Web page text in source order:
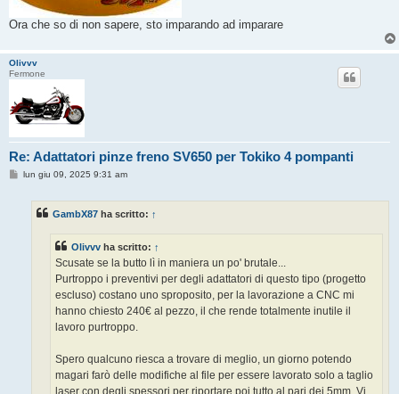
Ora che so di non sapere, sto imparando ad imparare
Olivvv
Fermone
Re: Adattatori pinze freno SV650 per Tokiko 4 pompanti
Mlun giu 09, 2025 9:31 am
GambX87 ha scritto: ↑
Olivvv ha scritto: ↑
Scusate se la butto lì in maniera un po' brutale...
Purtroppo i preventivi per degli adattatori di questo tipo (progetto
escluso) costano uno sproposito, per la lavorazione a CNC mi
hanno chiesto 240€ al pezzo, il che rende totalmente inutile il
lavoro purtroppo.
Spero qualcuno riesca a trovare di meglio, un giorno potendo
magari farò delle modifiche al file per essere lavorato solo a taglio
laser con degli spessori per riportare poi tutto al pari dei 5mm. Vi